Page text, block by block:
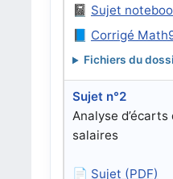
📓 Sujet
📘 Corrigé
Fichiers du
Sujet n°2
Analyse d’écarts
salaires
📄 Sujet (PDF)